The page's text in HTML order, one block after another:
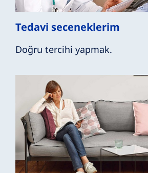
Tedavi seceneklerim
Doğru tercihi yapmak.